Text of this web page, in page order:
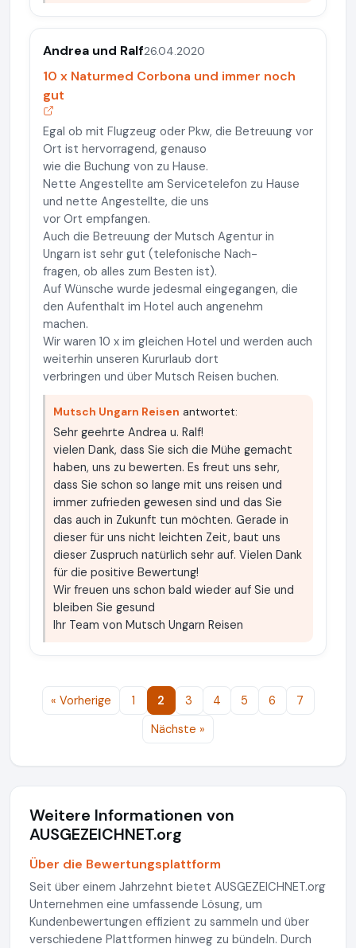
Andrea und Ralf26.04.2020
10 x Naturmed Corbona und immer noch
gut
Egal ob mit Flugzeug oder Pkw, die Betreuung vor
Ort ist hervorragend, genauso
wie die Buchung von zu Hause.
Nette Angestellte am Servicetelefon zu Hause
und nette Angestellte, die uns
vor Ort empfangen.
Auch die Betreuung der Mutsch Agentur in
Ungarn ist sehr gut (telefonische Nach-
fragen, ob alles zum Besten ist).
Auf Wünsche wurde jedesmal eingegangen, die
den Aufenthalt im Hotel auch angenehm
machen.
Wir waren 10 x im gleichen Hotel und werden auch
weiterhin unseren Kururlaub dort
verbringen und über Mutsch Reisen buchen.
Mutsch Ungarn Reisen antwortet:
Sehr geehrte Andrea u. Ralf!
vielen Dank, dass Sie sich die Mühe gemacht
haben, uns zu bewerten. Es freut uns sehr,
dass Sie schon so lange mit uns reisen und
immer zufrieden gewesen sind und das Sie
das auch in Zukunft tun möchten. Gerade in
dieser für uns nicht leichten Zeit, baut uns
dieser Zuspruch natürlich sehr auf. Vielen Dank
für die positive Bewertung!
Wir freuen uns schon bald wieder auf Sie und
bleiben Sie gesund
Ihr Team von Mutsch Ungarn Reisen
« Vorherige 1 2 3 4 5 6
7
Nächste »
Weitere Informationen von
AUSGEZEICHNET.org
Über die Bewertungsplattform
Seit über einem Jahrzehnt bietet AUSGEZEICHNET.org
Unternehmen eine umfassende Lösung, um
Kundenbewertungen effizient zu sammeln und über
verschiedene Plattformen hinweg zu bündeln. Durch